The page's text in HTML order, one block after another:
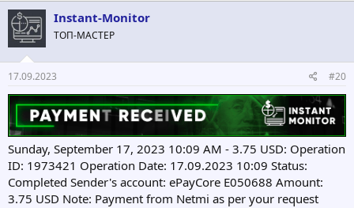
Instant-Monitor
ТОП-МАСТЕР
17.09.2023 #20
Sunday, September 17, 2023 10:09 AM - 3.75 USD: Operation
ID: 1973421 Operation Date: 17.09.2023 10:09 Status:
Completed Sender's account: ePayCore E050688 Amount:
3.75 USD Note: Payment from Netmi as per your request